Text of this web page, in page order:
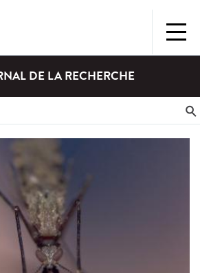
DE LA RECHERCHE